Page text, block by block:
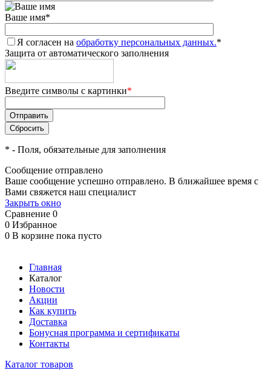
Ваше имя*
Я согласен на обработку персональных данных.*
Защита от автоматического заполнения
Введите символы с картинки*
* - Поля, обязательные для заполнения
Сообщение отправлено
Ваше сообщение успешно отправлено. В ближайшее время с
Вами свяжется наш специалист
Закрыть окно
Сравнение 0
0 Избранное
0 В корзине пока пусто
Главная
Каталог
Новости
Акции
Как купить
Доставка
Бонусная программа и сертификаты
Контакты
Каталог товаров